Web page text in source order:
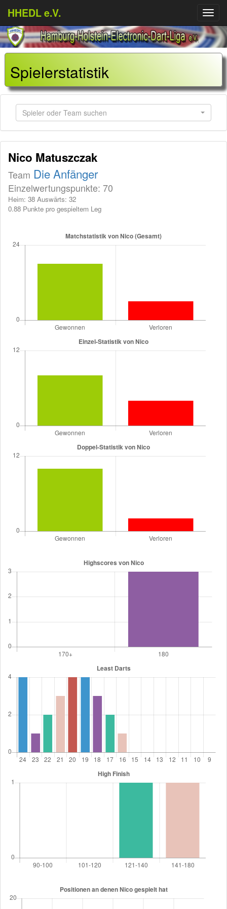
HHEDL e.V.
Menü
Spielerstatistik
Spieler oder Team suchen
Nico Matuszczak
Team Die Anfänger
Einzelwertungspunkte: 70
Heim: 38 Auswärts: 32
0.88 Punkte pro gespieltem Leg